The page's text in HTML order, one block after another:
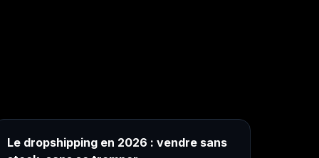
Le dropshipping en 2026 : vendre sans